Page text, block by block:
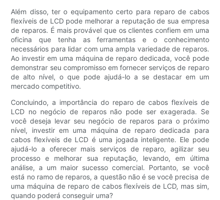
Além disso, ter o equipamento certo para reparo de cabos
flexíveis de LCD pode melhorar a reputação de sua empresa
de reparos. É mais provável que os clientes confiem em uma
oficina que tenha as ferramentas e o conhecimento
necessários para lidar com uma ampla variedade de reparos.
Ao investir em uma máquina de reparo dedicada, você pode
demonstrar seu compromisso em fornecer serviços de reparo
de alto nível, o que pode ajudá-lo a se destacar em um
mercado competitivo.
Concluindo, a importância do reparo de cabos flexíveis de
LCD no negócio de reparos não pode ser exagerada. Se
você deseja levar seu negócio de reparos para o próximo
nível, investir em uma máquina de reparo dedicada para
cabos flexíveis de LCD é uma jogada inteligente. Ele pode
ajudá-lo a oferecer mais serviços de reparo, agilizar seu
processo e melhorar sua reputação, levando, em última
análise, a um maior sucesso comercial. Portanto, se você
está no ramo de reparos, a questão não é se você precisa de
uma máquina de reparo de cabos flexíveis de LCD, mas sim,
quando poderá conseguir uma?